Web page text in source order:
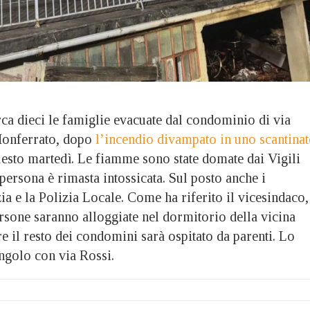
dieci le famiglie evacuate dal condominio di via
dopo l’incendio divampato in uno
martedì. Le fiamme sono state domate dai Vigili
è rimasta intossicata. Sul posto anche i
e la Polizia Locale. Come ha riferito il vicesindaco,
saranno alloggiate nel dormitorio della vicina
il resto dei condomini sarà ospitato da parenti. Lo
con via Rossi.